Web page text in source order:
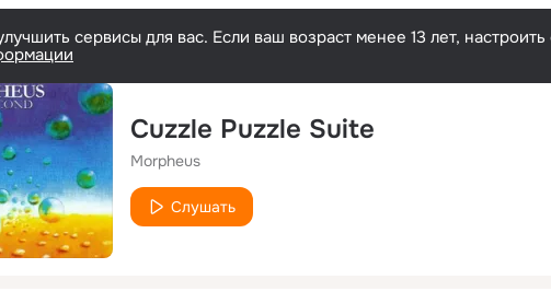
сервисы для вас. Если ваш возраст менее 13 лет,
Cuzzle Puzzle Suite
Morpheus
Слушать